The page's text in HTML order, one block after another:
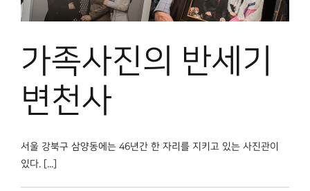
원문보기 PDF
박물관 홈페이지
가족사진의 반세기
변천사
서울 강북구 삼양동에는 46년간 한 자리를 지키고 있는 사진관이
있다. [...]